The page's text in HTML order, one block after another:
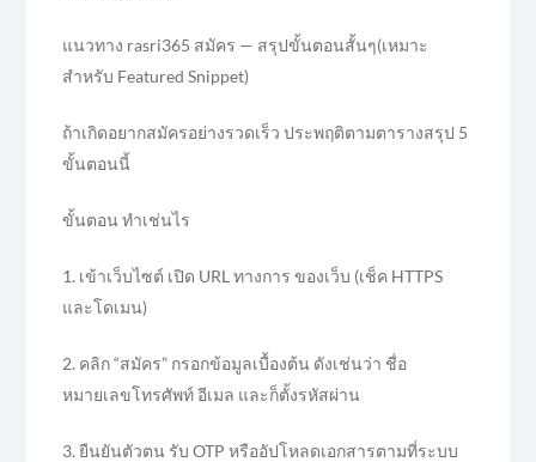
แนวทาง rasri365 สมัคร — สรุปขั้นตอนสั้นๆ(เหมาะ
สำหรับ Featured Snippet)
ถ้าเกิดอยากสมัครอย่างรวดเร็ว ประพฤติตามตารางสรุป 5
ขั้นตอนนี้
ขั้นตอน ทำเช่นไร
1. เข้าเว็บไซต์ เปิด URL ทางการ ของเว็บ (เช็ค HTTPS
และโดเมน)
2. คลิก “สมัคร” กรอกข้อมูลเบื้องต้น ดังเช่นว่า ชื่อ
หมายเลขโทรศัพท์ อีเมล และก็ตั้งรหัสผ่าน
3. ยืนยันตัวตน รับ OTP หรืออัปโหลดเอกสารตามที่ระบบ